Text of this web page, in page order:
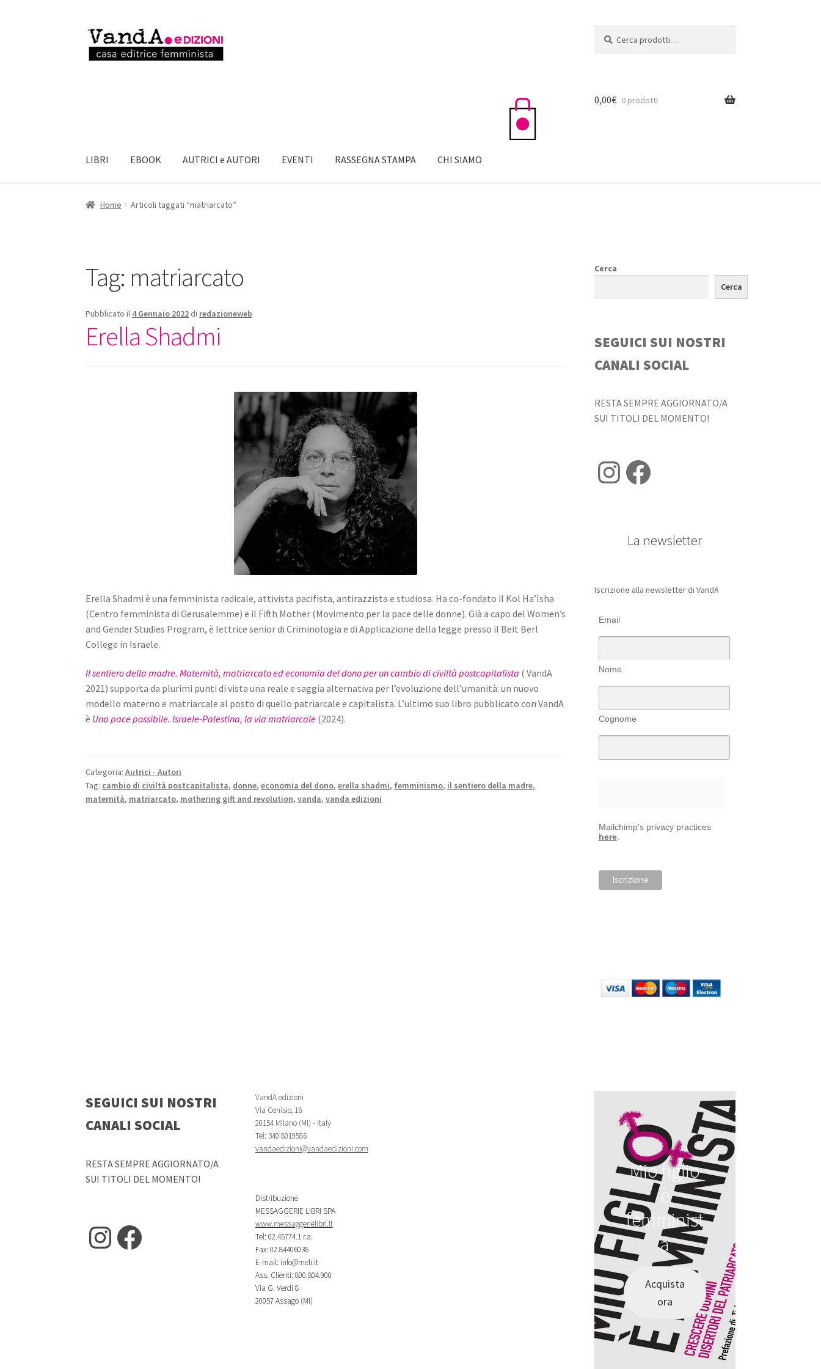
Vai
alla
navigazione
Vai
al
contenuto
LIBRI EBOOK AUTRICI e AUTORI EVENTI RASSEGNA STAMPA CHI SIAMO
0,00€ 0 prodotti
Home Articoli taggati “matriarcato”
Tag: matriarcato
Pubblicato il 4 Gennaio 2022 di redazioneweb
Erella Shadmi
Erella Shadmi è una femminista radicale, attivista pacifista, antirazzista e studiosa. Ha co-fondato il Kol Ha’Isha
(Centro femminista di Gerusalemme) e il Fifth Mother (Movimento per la pace delle donne). Già a capo del Women’s
and Gender Studies Program, è lettrice senior di Criminologia e di Applicazione della legge presso il Beit Berl
College in Israele.
Il sentiero della madre. Maternità, matriarcato ed economia del dono per un cambio di civiltà postcapitalista ( VandA
2021) supporta da plurimi punti di vista una reale e saggia alternativa per l’evoluzione dell’umanità: un nuovo
modello materno e matriarcale al posto di quello patriarcale e capitalista. L’ultimo suo libro pubblicato con VandA
è Una pace possibile. Israele-Palestina, la via matriarcale (2024).
Categoria:Autrici - Autori
Tag: cambio di civiltà postcapitalista, donne,economia del dono,erella shadmi, femminismo, il sentiero della madre,
maternità, matriarcato, mothering gift and revolution,vanda,vanda edizioni
Cerca
Cerca
SEGUICI SUI NOSTRI
CANALI SOCIAL
RESTA SEMPRE AGGIORNATO/A
SUI TITOLI DEL MOMENTO!
Instagram
Facebook
La newsletter
Iscrizione alla newsletter di VandA
Email
Nome
Cognome
Mailchimp's privacy practices
here.
SEGUICI SUI NOSTRI
CANALI SOCIAL
RESTA SEMPRE AGGIORNATO/A
SUI TITOLI DEL MOMENTO!
Instagram
Facebook
VandA edizioni
Via Cenisio, 16
20154 Milano (MI) - Italy
Tel: 340 8019586
vandaedizioni@vandaedizioni.com
Distribuzione
MESSAGGERIE LIBRI SPA
www.messaggerielibri.it
Tel: 02.45774.1 r.a.
Fax: 02.84406036
E-mail: info@meli.it
Ass. Clienti: 800.804.900
Via G. Verdi 8
20057 Assago (MI)
Mio figlio
è
femminist
a
Acquista
ora